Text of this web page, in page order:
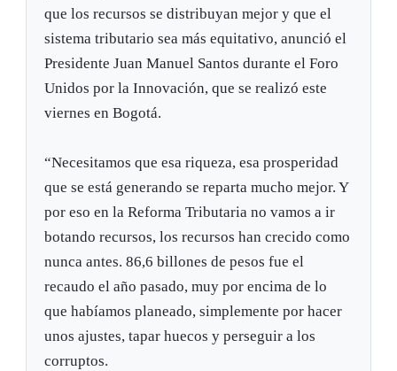
que los recursos se distribuyan mejor y que el
sistema tributario sea más equitativo, anunció el
Presidente Juan Manuel Santos durante el Foro
Unidos por la Innovación, que se realizó este
viernes en Bogotá.
“Necesitamos que esa riqueza, esa prosperidad
que se está generando se reparta mucho mejor. Y
por eso en la Reforma Tributaria no vamos a ir
botando recursos, los recursos han crecido como
nunca antes. 86,6 billones de pesos fue el
recaudo el año pasado, muy por encima de lo
que habíamos planeado, simplemente por hacer
unos ajustes, tapar huecos y perseguir a los
corruptos.